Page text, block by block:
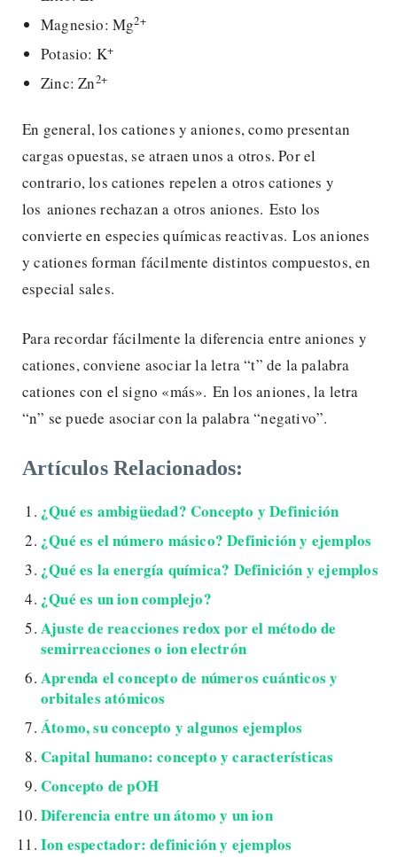
Magnesio: Mg2+
Potasio: K+
Zinc: Zn2+
En general, los cationes y aniones, como presentan
cargas opuestas, se atraen unos a otros. Por el
contrario, los cationes repelen a otros cationes y
los aniones rechazan a otros aniones. Esto los
convierte en especies químicas reactivas. Los aniones
y cationes forman fácilmente distintos compuestos, en
especial sales.
Para recordar fácilmente la diferencia entre aniones y
cationes, conviene asociar la letra “t” de la palabra
cationes con el signo «más». En los aniones, la letra
“n” se puede asociar con la palabra “negativo”.
Artículos Relacionados:
¿Qué es ambigüedad? Concepto y Definición
¿Qué es el número másico? Definición y ejemplos
¿Qué es la energía química? Definición y ejemplos
¿Qué es un ion complejo?
Ajuste de reacciones redox por el método de
semirreacciones o ion electrón
Aprenda el concepto de números cuánticos y
orbitales atómicos
Átomo, su concepto y algunos ejemplos
Capital humano: concepto y características
Concepto de pOH
Diferencia entre un átomo y un ion
Ion espectador: definición y ejemplos